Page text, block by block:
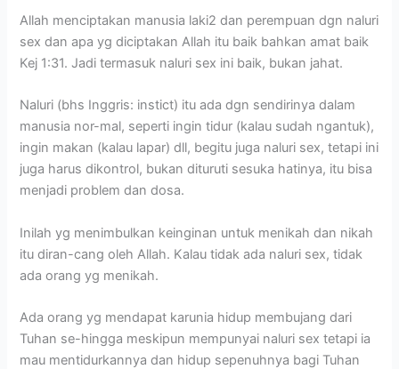
Allah menciptakan manusia laki2 dan perempuan dgn naluri
sex dan apa yg diciptakan Allah itu baik bahkan amat baik
Kej 1:31. Jadi termasuk naluri sex ini baik, bukan jahat.
Naluri (bhs Inggris: instict) itu ada dgn sendirinya dalam
manusia nor-mal, seperti ingin tidur (kalau sudah ngantuk),
ingin makan (kalau lapar) dll, begitu juga naluri sex, tetapi ini
juga harus dikontrol, bukan dituruti sesuka hatinya, itu bisa
menjadi problem dan dosa.
Inilah yg menimbulkan keinginan untuk menikah dan nikah
itu diran-cang oleh Allah. Kalau tidak ada naluri sex, tidak
ada orang yg menikah.
Ada orang yg mendapat karunia hidup membujang dari
Tuhan se-hingga meskipun mempunyai naluri sex tetapi ia
mau mentidurkannya dan hidup sepenuhnya bagi Tuhan